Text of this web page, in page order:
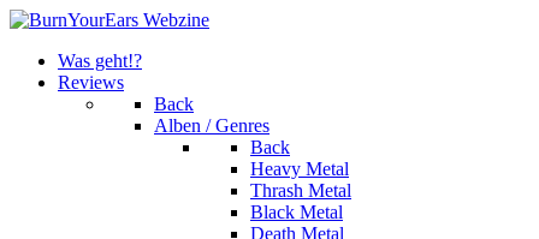
Was geht!?
Reviews
Back
Alben / Genres
Back
Heavy Metal
Thrash Metal
Black Metal
Death Metal